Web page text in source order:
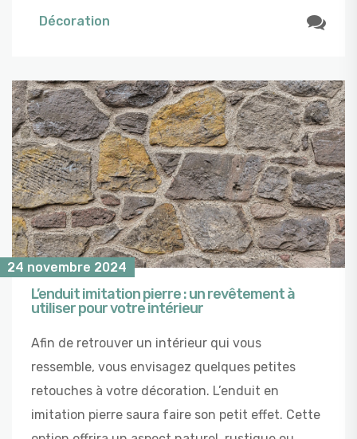
Décoration
24 novembre 2024
L’enduit imitation pierre : un revêtement à
utiliser pour votre intérieur
Afin de retrouver un intérieur qui vous
ressemble, vous envisagez quelques petites
retouches à votre décoration. L’enduit en
imitation pierre saura faire son petit effet. Cette